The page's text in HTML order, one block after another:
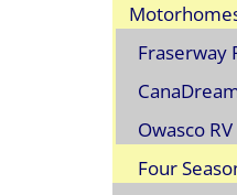
Fraserway
Owasco RV
Four